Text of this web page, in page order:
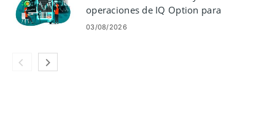
operaciones de IQ Option para
opciones binarias
03/08/2026